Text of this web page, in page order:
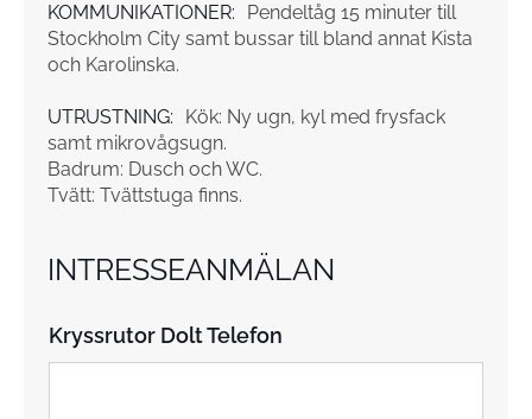
KOMMUNIKATIONER:
Pendeltåg 15 minuter till
Stockholm City samt bussar till bland annat Kista
och Karolinska.
UTRUSTNING:
Kök: Ny ugn, kyl med frysfack
samt mikrovågsugn.
Badrum: Dusch och WC.
Tvätt: Tvättstuga finns.
INTRESSEANMÄLAN
Kryssrutor Dolt Telefon